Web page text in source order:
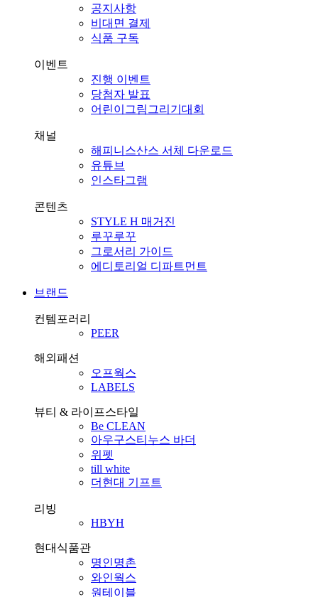
공지사항
비대면 결제
식품 구독
이벤트
진행 이벤트
당첨자 발표
어린이그림그리기대회
채널
해피니스산스 서체 다운로드
유튜브
인스타그램
콘텐츠
STYLE H 매거진
루꾸루꾸
그로서리 가이드
에디토리얼 디파트먼트
브랜드
컨템포러리
PEER
해외패션
오프웍스
LABELS
뷰티 & 라이프스타일
Be CLEAN
아우구스티누스 바더
위펫
till white
더현대 기프트
리빙
HBYH
현대식품관
명인명촌
와인웍스
원테이블